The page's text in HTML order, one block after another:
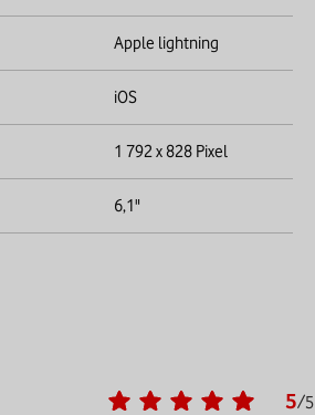
Apple lightning
iOS
1 792 x 828 Pixel
6,1"
5/5